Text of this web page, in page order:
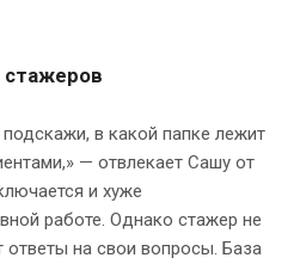
стажеров
в какой папке лежит
— отвлекает Сашу от
и хуже
работе. Однако стажер не
ответы на свои вопросы. База